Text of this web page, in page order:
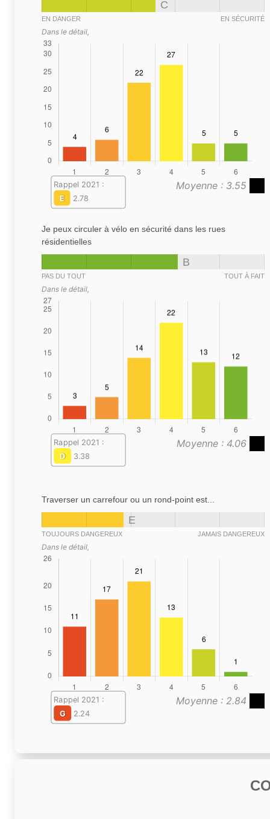
C
EN DANGER EN SÉCURITÉ
Dans le détail,
Moyenne : 3.55
Rappel 2021 :
E
2.78
Je peux circuler à vélo en sécurité dans les rues
résidentielles
B
PAS DU TOUT TOUT À FAIT
Dans le détail,
Moyenne : 4.06
Rappel 2021 :
D
3.38
Traverser un carrefour ou un rond-point est...
E
TOUJOURS DANGEREUX JAMAIS DANGEREUX
Dans le détail,
Moyenne : 2.84
Rappel 2021 :
G
2.24